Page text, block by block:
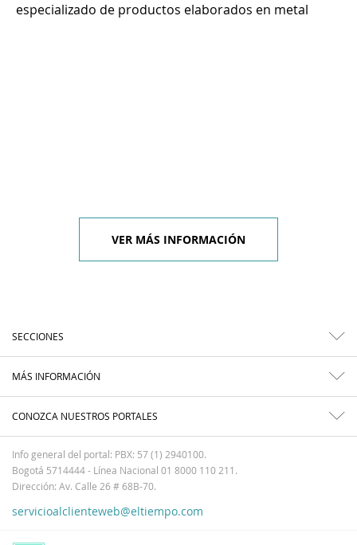
especializado de productos elaborados en metal
VER MÁS INFORMACIÓN
SECCIONES
MÁS INFORMACIÓN
CONOZCA NUESTROS PORTALES
Info general del portal: PBX: 57 (1) 2940100.
Bogotá 5714444 - Línea Nacional 01 8000 110 211.
Dirección: Av. Calle 26 # 68B-70.
servicioalclienteweb@eltiempo.com